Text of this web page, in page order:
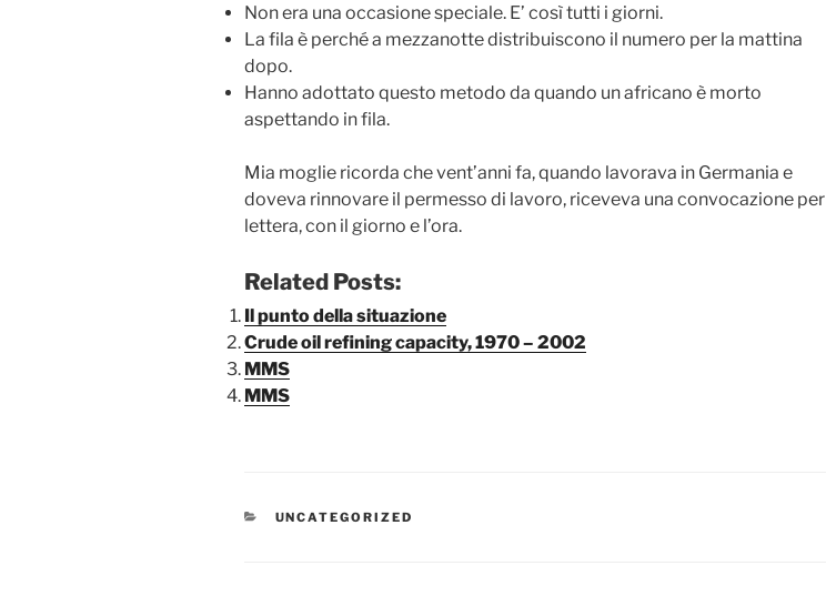
Non era una occasione speciale. E’ così tutti i giorni.
La fila è perché a mezzanotte distribuiscono il numero per la mattina
dopo.
Hanno adottato questo metodo da quando un africano è morto
aspettando in fila.
Mia moglie ricorda che vent’anni fa, quando lavorava in Germania e
doveva rinnovare il permesso di lavoro, riceveva una convocazione per
lettera, con il giorno e l’ora.
Related Posts:
Il punto della situazione
Crude oil refining capacity, 1970 – 2002
MMS
MMS
CATEGORIE
UNCATEGORIZED